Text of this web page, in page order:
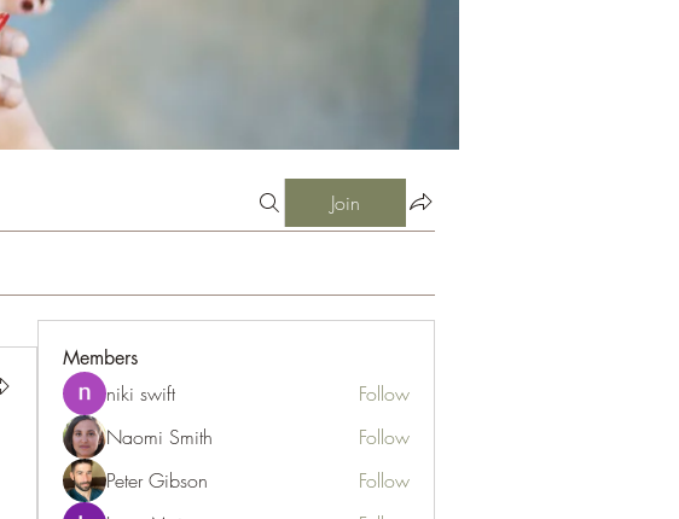
Join
Members
niki swift
Follow
Naomi Smith
Follow
Peter Gibson
Follow